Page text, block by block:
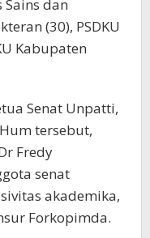
Sains dan
(30), PSDKU
Kabupaten
Senat Unpatti,
tersebut,
Fredy
senat
akademika,
Forkopimda.